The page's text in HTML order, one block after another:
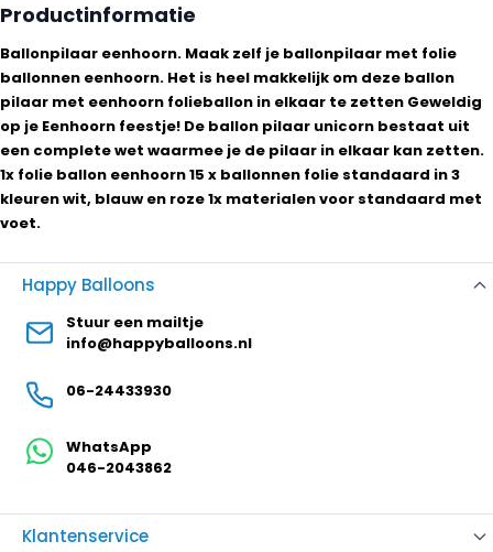
Productinformatie
Ballonpilaar eenhoorn. Maak zelf je ballonpilaar met folie
ballonnen eenhoorn. Het is heel makkelijk om deze ballon
pilaar met eenhoorn folieballon in elkaar te zetten Geweldig
op je Eenhoorn feestje! De ballon pilaar unicorn bestaat uit
een complete wet waarmee je de pilaar in elkaar kan zetten.
1x folie ballon eenhoorn 15 x ballonnen folie standaard in 3
kleuren wit, blauw en roze 1x materialen voor standaard met
voet.
Klantenservice
Happy Balloons
Stuur een mailtje
info@happyballoons.nl
06-24433930
WhatsApp
046-2043862